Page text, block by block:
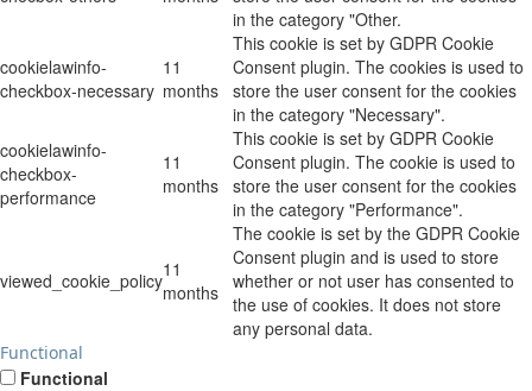
in the category "Other.
cookielawinfo-
checkbox-necessary
11
months
This cookie is set by GDPR Cookie
Consent plugin. The cookies is used to
store the user consent for the cookies
in the category "Necessary".
cookielawinfo-
checkbox-
performance
11
months
This cookie is set by GDPR Cookie
Consent plugin. The cookie is used to
store the user consent for the cookies
in the category "Performance".
viewed_cookie_policy11
months
The cookie is set by the GDPR Cookie
Consent plugin and is used to store
whether or not user has consented to
the use of cookies. It does not store
any personal data.
Functional
Functional